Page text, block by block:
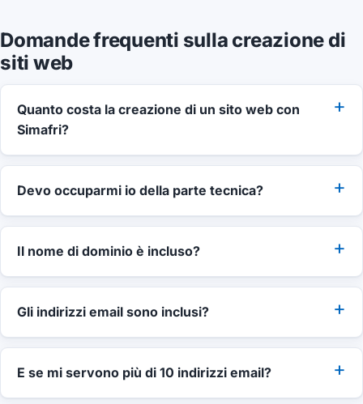
Domande frequenti sulla creazione di
siti web
Quanto costa la creazione di un sito web con
Simafri?
Devo occuparmi io della parte tecnica?
Il nome di dominio è incluso?
Gli indirizzi email sono inclusi?
E se mi servono più di 10 indirizzi email?